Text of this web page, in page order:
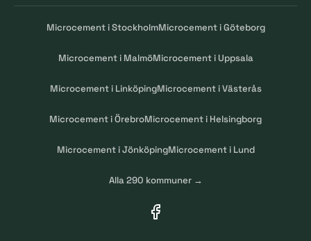
Microcement i StockholmMicrocement i Göteborg
Microcement i MalmöMicrocement i Uppsala
Microcement i LinköpingMicrocement i Västerås
Microcement i ÖrebroMicrocement i Helsingborg
Microcement i JönköpingMicrocement i Lund
Alla 290 kommuner →